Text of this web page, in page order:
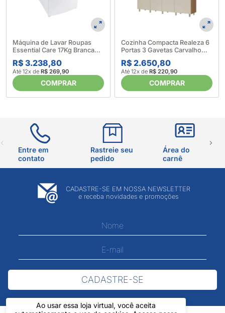
Máquina de Lavar Roupas
Essential Care 17Kg Branca
LED17 - Electrolux (633997)
R$ 3.238,80
Até 12x de R$ 269,90
COMPRAR
Cozinha Compacta Realeza 6
Portas 3 Gavetas Carvalho
Greice - Nesher 676018
R$ 2.650,80
Até 12x de R$ 220,90
COMPRAR
Ao usar essa loja virtual, você aceita
Entre em
contato
Rastreie seu
pedido
Área do
carnê
CADASTRE-SE EM NOSSA NEWSLETTER
e receba novidades e promoções
CADASTRE-SE